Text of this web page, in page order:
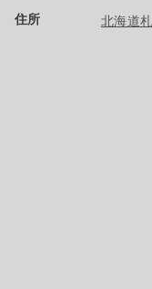
住所 北海道